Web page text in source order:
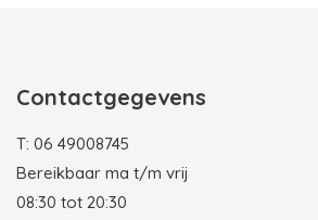
Contactgegevens
T: 06 49008745
Bereikbaar ma t/m vrij
08:30 tot 20:30